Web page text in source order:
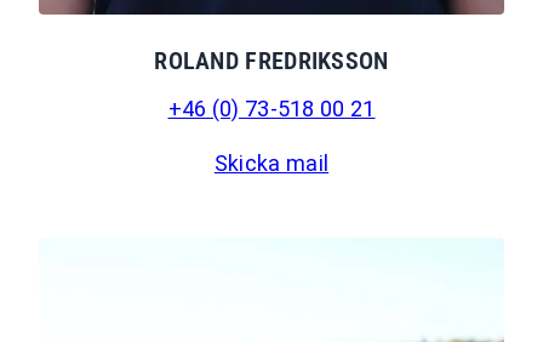
ROLAND FREDRIKSSON
+46 (0) 73-518 00 21
Skicka mail